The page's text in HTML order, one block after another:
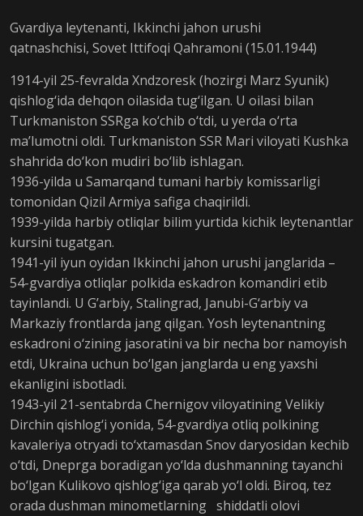
Gvardiya leytenanti, Ikkinchi jahon urushi
qatnashchisi, Sovet Ittifoqi Qahramoni (15.01.1944)
1914-yil 25-fevralda Xndzoresk (hozirgi Marz Syunik)
qishlog‘ida dehqon oilasida tug‘ilgan. U oilasi bilan
Turkmaniston SSRga ko‘chib o‘tdi, u yerda o‘rta
ma’lumotni oldi. Turkmaniston SSR Mari viloyati Kushka
shahrida do‘kon mudiri bo‘lib ishlagan.
1936-yilda u Samarqand tumani harbiy komissarligi
tomonidan Qizil Armiya safiga chaqirildi.
1939-yilda harbiy otliqlar bilim yurtida kichik leytenantlar
kursini tugatgan.
1941-yil iyun oyidan Ikkinchi jahon urushi janglarida –
54-gvardiya otliqlar polkida eskadron komandiri etib
tayinlandi. U G’arbiy, Stalingrad, Janubi-G‘arbiy va
Markaziy frontlarda jang qilgan. Yosh leytenantning
eskadroni o‘zining jasoratini va bir necha bor namoyish
etdi, Ukraina uchun bo‘lgan janglarda u eng yaxshi
ekanligini isbotladi.
1943-yil 21-sentabrda Chernigov viloyatining Velikiy
Dirchin qishlog‘i yonida, 54-gvardiya otliq polkining
kavaleriya otryadi to‘xtamasdan Snov daryosidan kechib
o‘tdi, Dneprga boradigan yo‘lda dushmanning tayanchi
bo‘lgan Kulikovo qishlog‘iga qarab yo‘l oldi. Biroq, tez
orada dushman minometlarning shiddatli olovi